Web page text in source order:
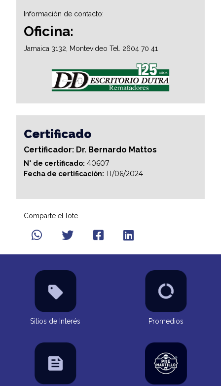
Información de contacto:
Oficina:
Jamaica 3132, Montevideo Tel. 2604 70 41
Certificado
Certificador: Dr. Bernardo Mattos
N° de certificado: 40607
Fecha de certificación: 11/06/2024
Comparte el lote
Sitios de Interés Promedios